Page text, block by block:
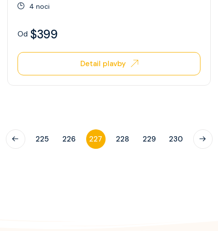
4 noci
Od $399
Detail plavby
225 226 227 228 229 230